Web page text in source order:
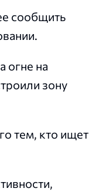
сообщить
огне на
зону
тем, кто ищет